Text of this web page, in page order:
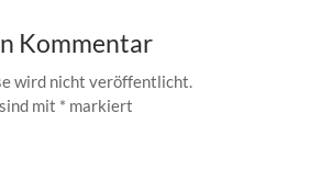
Kommentar
wird nicht veröffentlicht.
mit * markiert